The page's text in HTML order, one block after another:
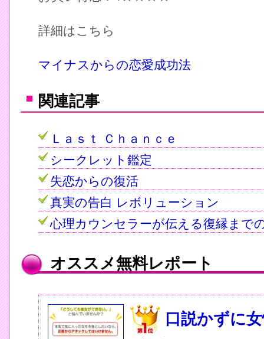
詳細はこちら
マイナスからの恋愛成功法
関連記事
Ｌａｓｔ Ｃｈａｎｃｅ
シークレット鑑定
失恋からの復活
真実の告白 レボリューション
心理カウンセラーが伝える復縁まで
オススメ無料レポート
口説かずに